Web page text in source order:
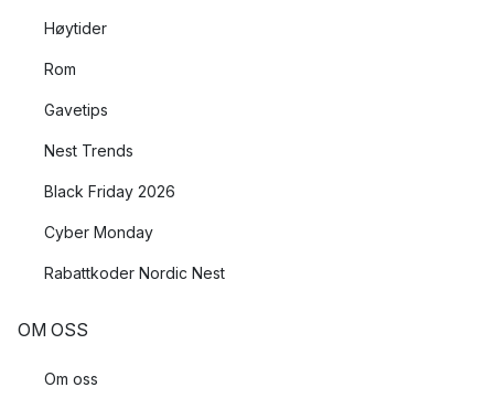
Høytider
Rom
Gavetips
Nest Trends
Black Friday 2026
Cyber Monday
Rabattkoder Nordic Nest
OM OSS
Om oss